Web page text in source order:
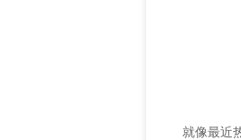
就像最近